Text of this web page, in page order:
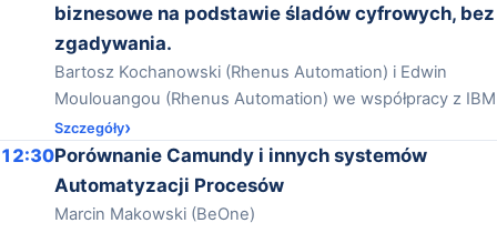
biznesowe na podstawie śladów cyfrowych, bez
zgadywania.
Bartosz Kochanowski (Rhenus Automation) i Edwin
Moulouangou (Rhenus Automation) we współpracy z IBM
Szczegóły
12:30Porównanie Camundy i innych systemów
Automatyzacji Procesów
Marcin Makowski (BeOne)